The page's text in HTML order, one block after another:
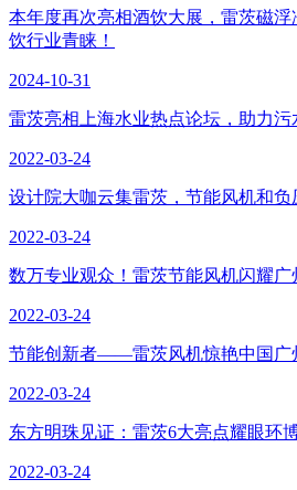
本年度再次亮相酒饮大展，雷茨磁
饮行业青睐！
2024-10-31
雷茨亮相上海水业热点论坛，助力污
2022-03-24
设计院大咖云集雷茨，节能风机和负
2022-03-24
数万专业观众！雷茨节能风机闪耀广
2022-03-24
节能创新者——雷茨风机惊艳中国广
2022-03-24
东方明珠见证：雷茨6大亮点耀眼环
2022-03-24